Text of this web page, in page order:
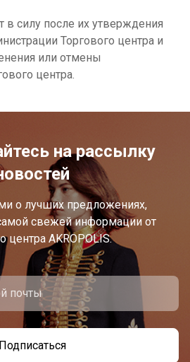
в силу после их утверждения
Торгового центра и
или отмены
центра.
на рассылку
о лучших предложениях,
свежей информации от
центра AKROPOLIS.
Подписаться